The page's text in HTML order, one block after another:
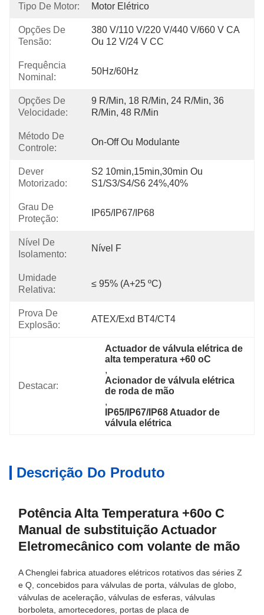
Tipo De Motor: Motor Elétrico
Opções De
Tensão:
380 V/110 V/220 V/440 V/660 V CA
Ou 12 V/24 V CC
Frequência
Nominal:
50Hz/60Hz
Opções De
Velocidade:
9 R/min, 18 R/min, 24 R/min, 36
R/min, 48 R/min
Método De
Controle:
On-Off Ou Modulante
Dever
Motorizado:
S2 10min,15min,30min Ou
S1/S3/S4/S6 24%,40%
Grau De
Proteção:
IP65/IP67/IP68
Nível De
Isolamento:
Nível F
Umidade
Relativa:
≤ 95% (a+25 ºC)
Prova De
Explosão:
ATEX/Exd BT4/CT4
Destacar:
Actuador de válvula elétrica de
alta temperatura +60 oC
,
Acionador de válvula elétrica
de roda de mão
,
IP65/IP67/IP68 Atuador de
válvula elétrica
Descrição Do Produto
Potência Alta Temperatura +60o C
Manual de substituição Actuador
Eletromecânico com volante de mão
A Chenglei fabrica atuadores elétricos rotativos das séries Z
e Q, concebidos para válvulas de porta, válvulas de globo,
válvulas de aceleração, válvulas de esferas, válvulas
borboleta, amortecedores, portas de placa de